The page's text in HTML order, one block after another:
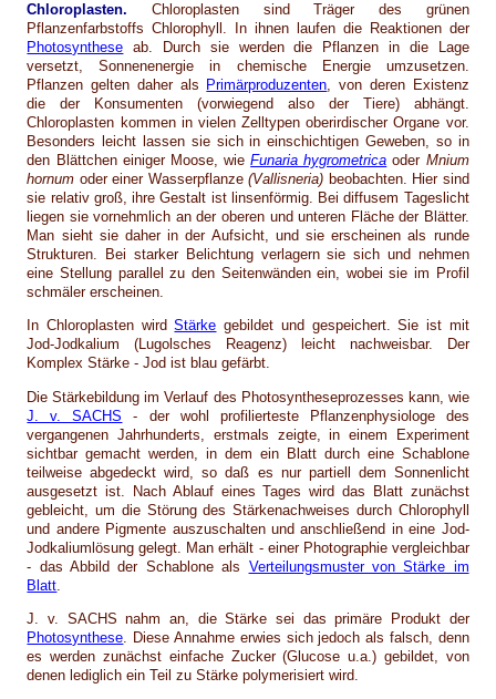
Chloroplasten. Chloroplasten sind Träger des grünen
Pflanzenfarbstoffs Chlorophyll. In ihnen laufen die Reaktionen der
Photosynthese ab. Durch sie werden die Pflanzen in die Lage
versetzt, Sonnenenergie in chemische Energie umzusetzen.
Pflanzen gelten daher als Primärproduzenten, von deren Existenz
die der Konsumenten (vorwiegend also der Tiere) abhängt.
Chloroplasten kommen in vielen Zelltypen oberirdischer Organe vor.
Besonders leicht lassen sie sich in einschichtigen Geweben, so in
den Blättchen einiger Moose, wieFunaria hygrometrica oder Mnium
hornum oder einer Wasserpflanze(Vallisneria) beobachten. Hier sind
sie relativ groß, ihre Gestalt ist linsenförmig. Bei diffusem Tageslicht
liegen sie vornehmlich an der oberen und unteren Fläche der Blätter.
Man sieht sie daher in der Aufsicht, und sie erscheinen als runde
Strukturen. Bei starker Belichtung verlagern sie sich und nehmen
eine Stellung parallel zu den Seitenwänden ein, wobei sie im Profil
schmäler erscheinen.
In Chloroplasten wirdStärke gebildet und gespeichert. Sie ist mit
Jod-Jodkalium (Lugolsches Reagenz) leicht nachweisbar. Der
Komplex Stärke - Jod ist blau gefärbt.
Die Stärkebildung im Verlauf des Photosyntheseprozesses kann, wie
J. v. SACHS - der wohl profilierteste Pflanzenphysiologe des
vergangenen Jahrhunderts, erstmals zeigte, in einem Experiment
sichtbar gemacht werden, in dem ein Blatt durch eine Schablone
teilweise abgedeckt wird, so daß es nur partiell dem Sonnenlicht
ausgesetzt ist. Nach Ablauf eines Tages wird das Blatt zunächst
gebleicht, um die Störung des Stärkenachweises durch Chlorophyll
und andere Pigmente auszuschalten und anschließend in eine Jod-
Jodkaliumlösung gelegt. Man erhält - einer Photographie vergleichbar
- das Abbild der Schablone als Verteilungsmuster von Stärke im
Blatt
J. v. SACHS nahm an, die Stärke sei das primäre Produkt der
Photosynthese . Diese Annahme erwies sich jedoch als falsch, denn
es werden zunächst einfache Zucker (Glucose u.a.) gebildet, von
denen lediglich ein Teil zu Stärke polymerisiert wird.